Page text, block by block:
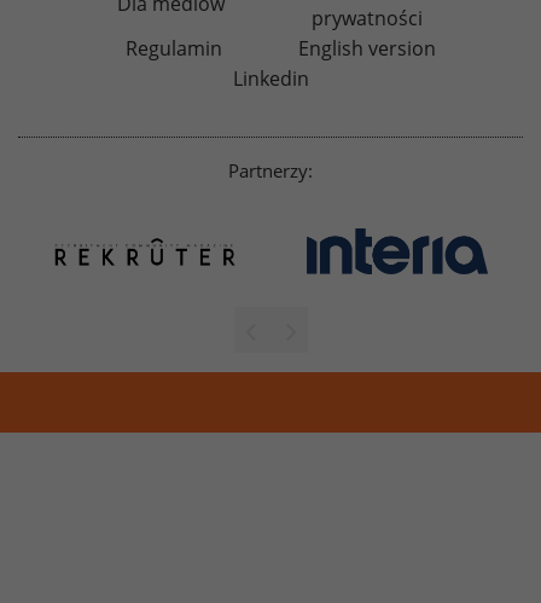
prywatności
Regulamin
English version
Linkedin
Partnerzy: